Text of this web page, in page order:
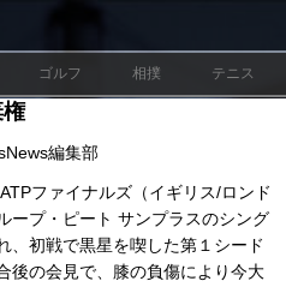
ゴルフ 相撲 テニス
編集部
ファイナルズ（イギリス/ロンド
ープ・ピート サンプラスのシング
、初戦で黒星を喫した第１シード
後の会見で、膝の負傷により今大